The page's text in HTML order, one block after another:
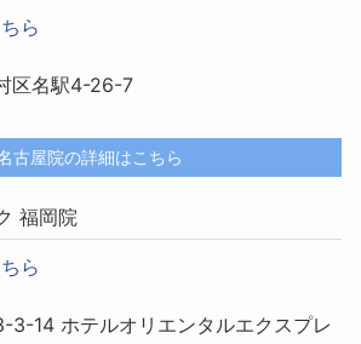
ら
区名駅4-26-7
古屋院の詳細はこちら
福岡院
ら
3-14 ホテルオリエンタルエクスプレ